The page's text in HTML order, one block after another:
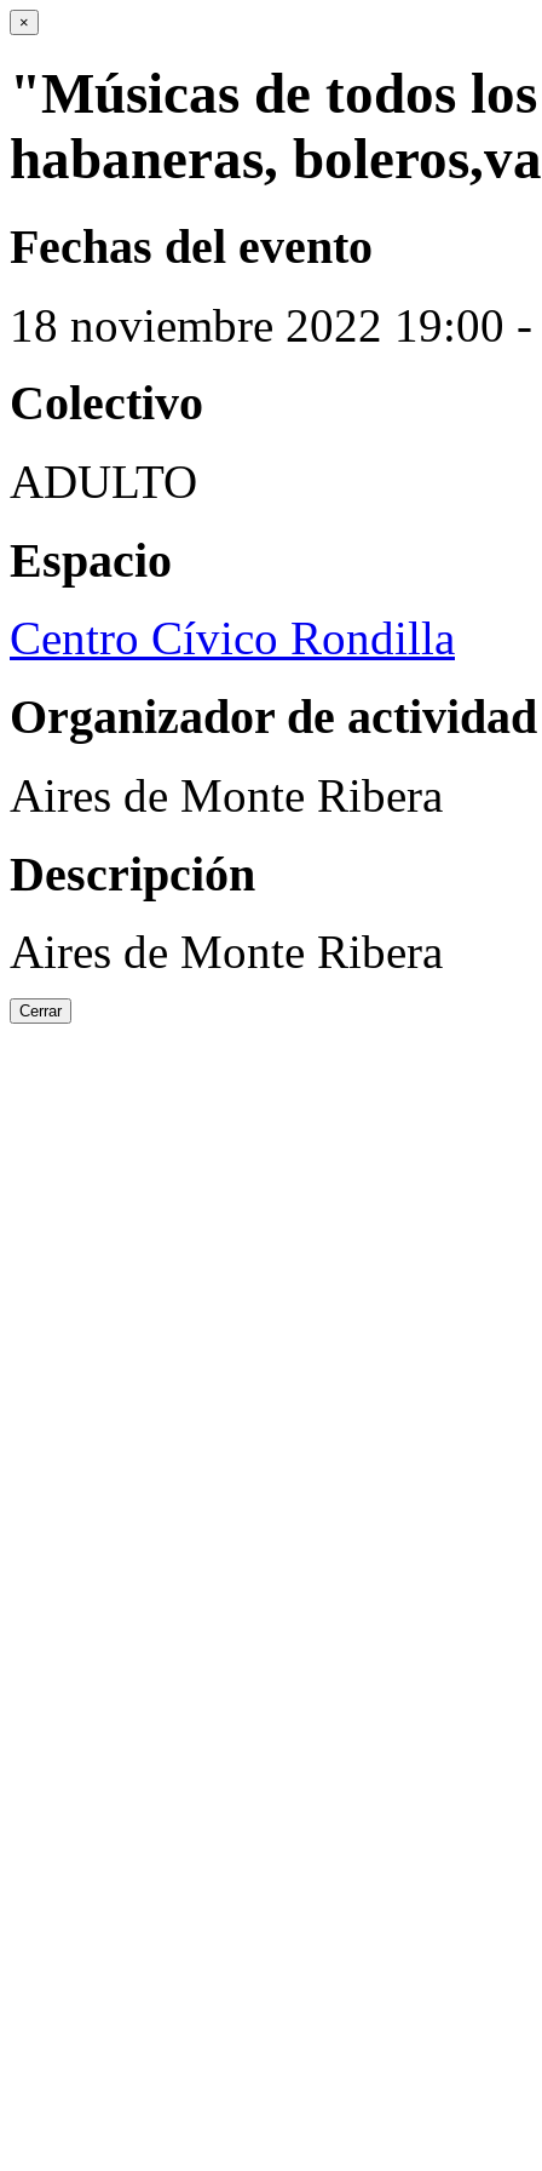
×
"Músicas de todos
habaneras,
Fechas del evento
18 noviembre 2022 19:00
Colectivo
ADULTO
Espacio
Centro Cívico Rondilla
Organizador de actividad
Aires de Monte Ribera
Descripción
Aires de Monte Ribera
Cerrar